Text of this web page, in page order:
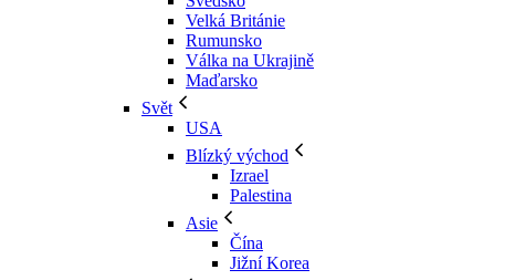
Velká Británie
Rumunsko
Válka na Ukrajině
Maďarsko
Svět
USA
Blízký východ
Izrael
Palestina
Asie
Čína
Jižní Korea